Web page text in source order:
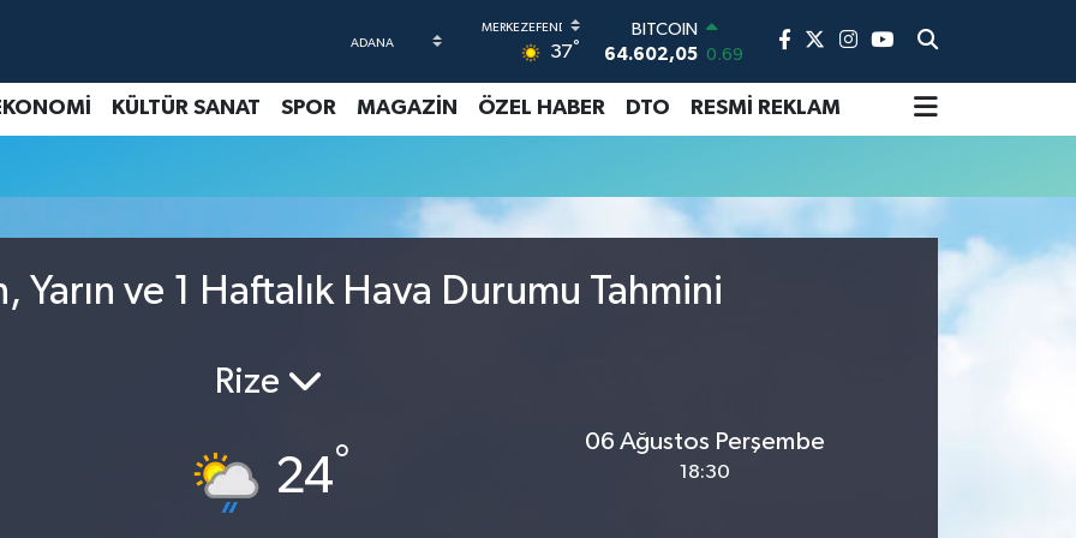
37°
BITCOIN
64.602,05 0.69
DOLAR
47,6006
0.06
64,2398
GRAM ALTIN
BİST100
13.768 48
KÜLTÜR SANAT SPOR MAGAZİN ÖZEL HABER DTO RESMİ REKLAM
Yarın ve 1 Haftalık Hava Durumu Tahmini
Rize
24°
06 Ağustos Perşembe
18:30